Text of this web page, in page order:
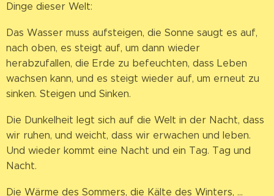
Dinge dieser Welt:
Das Wasser muss aufsteigen, die Sonne saugt es auf,
nach oben, es steigt auf, um dann wieder
herabzufallen, die Erde zu befeuchten, dass Leben
wachsen kann, und es steigt wieder auf, um erneut zu
sinken. Steigen und Sinken.
Die Dunkelheit legt sich auf die Welt in der Nacht, dass
wir ruhen, und weicht, dass wir erwachen und leben.
Und wieder kommt eine Nacht und ein Tag. Tag und
Nacht.
Die Wärme des Sommers, die Kälte des Winters, ...